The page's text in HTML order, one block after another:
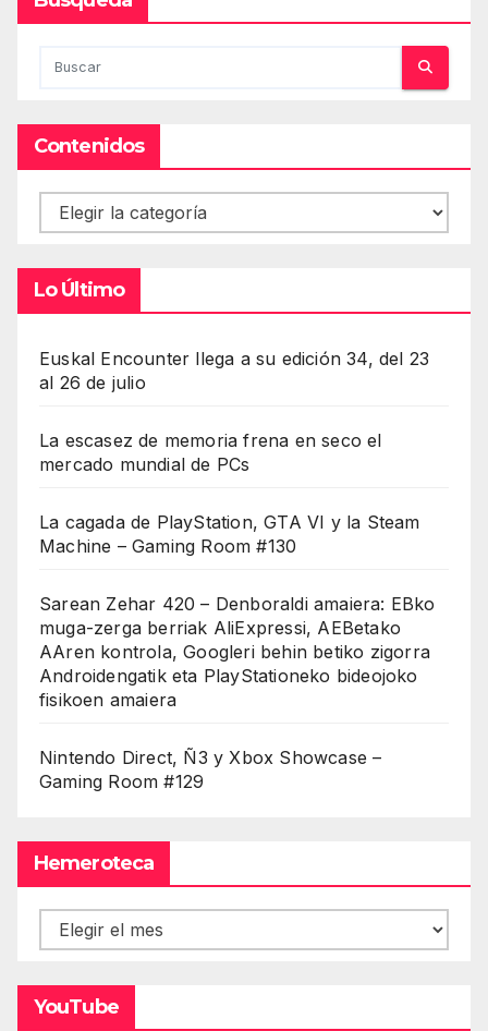
Contenidos
Contenidos
Lo Último
Euskal Encounter llega a su edición 34, del 23
al 26 de julio
La escasez de memoria frena en seco el
mercado mundial de PCs
La cagada de PlayStation, GTA VI y la Steam
Machine – Gaming Room #130
Sarean Zehar 420 – Denboraldi amaiera: EBko
muga-zerga berriak AliExpressi, AEBetako
AAren kontrola, Googleri behin betiko zigorra
Androidengatik eta PlayStationeko bideojoko
fisikoen amaiera
Nintendo Direct, Ñ3 y Xbox Showcase –
Gaming Room #129
Hemeroteca
Hemeroteca
YouTube